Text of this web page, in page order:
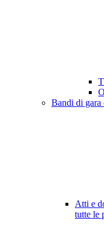
Bandi di gara
Atti e
tutte le